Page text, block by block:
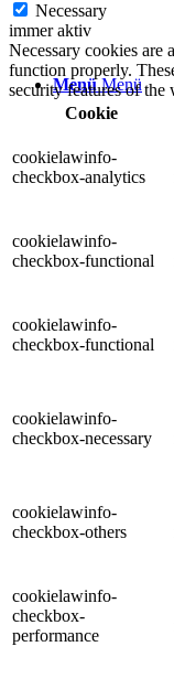
Menü Menü
Necessary
immer aktiv
Necessary cookies are
function properly.
security features of the
Cookie
cookielawinfo-
checkbox-analytics
cookielawinfo-
checkbox-functional
cookielawinfo-
checkbox-functional
cookielawinfo-
checkbox-necessary
cookielawinfo-
checkbox-others
cookielawinfo-
checkbox-
performance